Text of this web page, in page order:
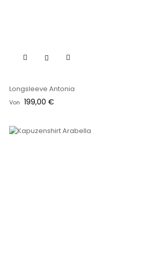
Longsleeve Antonia
Von Preis
199,00 €